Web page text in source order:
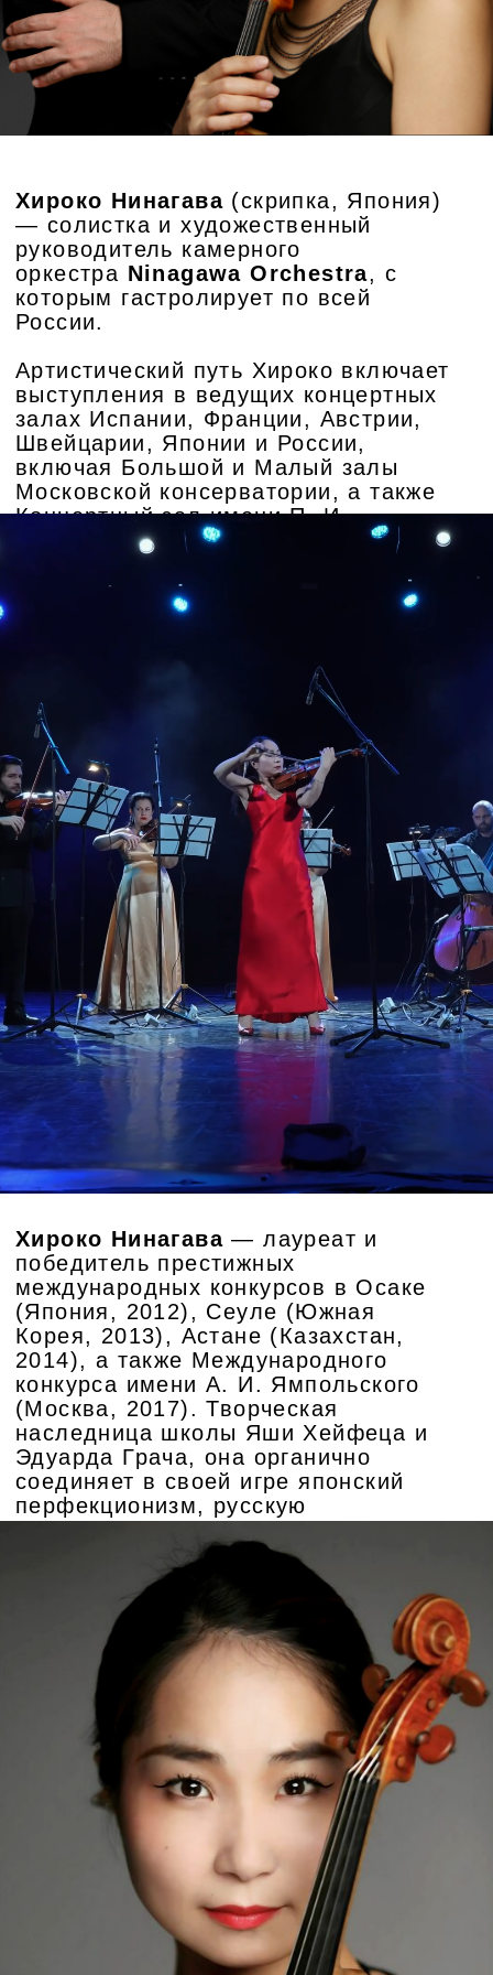
(Москва, 2017). Творческая
наследница школы Яши Хейфеца и
Эдуарда Грача, она органично
соединяет в своей игре японский
перфекционизм, русскую
музыкальную традицию и глубокую
художественную правду.
Алексей Стариков (фортепиано)
Играл во многих городах России, в
различных концертных залах
Франции, Литвы, Италии, Испании,
Китая, Голландии, Германии,
Казахстана, Швейцарии, Индии,
Японии, Сербии, Армении.
Неоднократно выступал со многими
симфоническими и камерными
оркестрами.
Алексей Стариков
Лауреат международных конкурсов:
I премия конкурса в Париже (2008),
диплом I степени Всероссийского
конкурса (2010), I премия и приз
зрительских симпатий в Кампильосе
музыки к кинофильмам. Его глубокое
интеллектуальное прочтение создаёт
идеальный ансамбль со скрипкой.
КУПИТЬ БИЛЕТ
ОТЗЫВЫ
ЗРИТЕЛЕЙ
Татьяна Черненкова Ирина